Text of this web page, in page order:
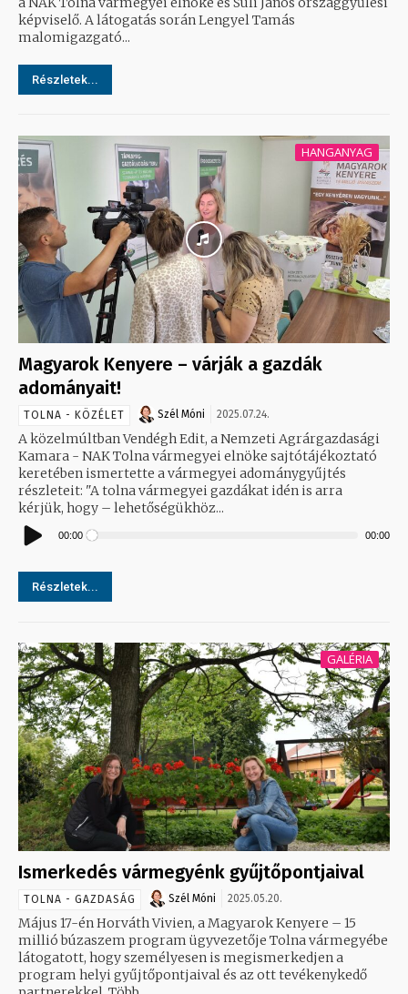
képviselő. A látogatás során Lengyel Tamás
malomigazgató...
Részletek...
HANGANYAG
Magyarok Kenyere – várják a gazdák
adományait!
TOLNA - KÖZÉLET Szél Móni 2025.07.24.
A közelmúltban Vendégh Edit, a Nemzeti Agrárgazdasági
Kamara - NAK Tolna vármegyei elnöke sajtótájékoztató
keretében ismertette a vármegyei adománygyűjtés
részleteit: "A tolna vármegyei gazdákat idén is arra
kérjük, hogy – lehetőségükhöz...
Audió
lejátszó00:00 00:00
Részletek...
GALÉRIA
Ismerkedés vármegyénk gyűjtőpontjaival
TOLNA - GAZDASÁG Szél Móni 2025.05.20.
Május 17-én Horváth Vivien, a Magyarok Kenyere – 15
millió búzaszem program ügyvezetője Tolna vármegyébe
látogatott, hogy személyesen is megismerkedjen a
program helyi gyűjtőpontjaival és az ott tevékenykedő